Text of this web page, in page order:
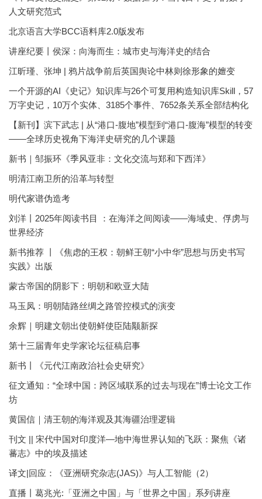
人文研究范式
北京语言大学BCC语料库2.0版发布
讲座纪要丨侯深：向海而生：城市史与海洋史的结合
江昕瑾、张坤 | 鸦片战争前后英国舆论中林则徐形象的嬗变
一个开源的AI《史记》知识库与26个可复用构造知识库Skill，57
万字史记，10万个实体、3185个事件、7652条关系全部结构化
【新刊】滨下武志 | 从“港口-腹地”模型到“港口-腹海”模型的转变
——全球历史视角下海洋史研究的几个课题
新书｜邹振环《季风亚非：文化交流与郑和下西洋》
明清江南卫所的沿革与转型
明代家谱伪造考
刘洋丨2025年阅读书目 ：在海洋之间阅读——海域史、俘虏与
世界经济
新书推荐 丨《焦虑的王权：朝鲜王朝“小中华”思想与历史书写
实践》出版
蒙古帝国的阴影下：明朝和欧亚大陆
马玉凤：明朝陆路丝绸之路管控模式的演变
余辉｜明建文朝出使朝鲜使臣陆颙新探
第十三届青年史学家论坛征稿启事
新书丨《元代江南政治社会史研究》
征文通知：“全球中国：跨区域联系的过去与现在”博士论文工作
坊
黄国信｜清王朝的海洋观及其海疆治理逻辑
刊文 || 宋代中国对印度洋—地中海世界认知的飞跃：聚焦《诸
蕃志》中的埃及描述
译文|回应：《亚洲研究杂志(JAS)》与人工智能（2）
直播丨葛兆光:「亚洲之中国」与「世界之中国」系列讲座